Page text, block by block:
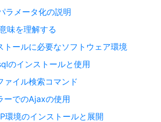
ラメータ化の説明
味を理解する
トールに必要なソフトウェア環境
のインストールと使用
イル検索コマンド
ーでのAjaxの使用
環境のインストールと展開